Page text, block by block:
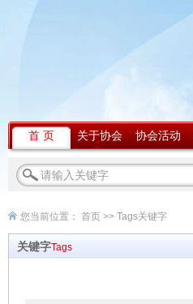
首 页 关于协会 协会活动
您当前位置： 首页 >> Tags关键字
关键字Tags